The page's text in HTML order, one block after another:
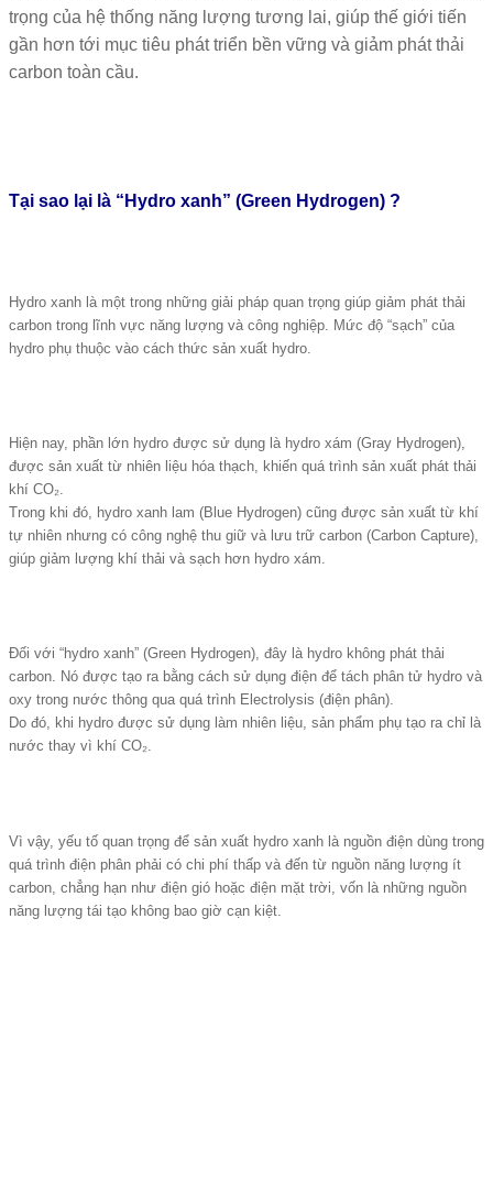
trọng của hệ thống năng lượng tương lai, giúp thế giới tiến
gần hơn tới mục tiêu phát triển bền vững và giảm phát thải
carbon toàn cầu.
Tại sao lại là “Hydro xanh” (Green Hydrogen) ?
Hydro xanh là một trong những giải pháp quan trọng giúp giảm phát thải
carbon trong lĩnh vực năng lượng và công nghiệp. Mức độ “sạch” của
hydro phụ thuộc vào cách thức sản xuất hydro.
Hiện nay, phần lớn hydro được sử dụng là hydro xám (Gray Hydrogen),
được sản xuất từ nhiên liệu hóa thạch, khiến quá trình sản xuất phát thải
khí CO₂.
Trong khi đó, hydro xanh lam (Blue Hydrogen) cũng được sản xuất từ khí
tự nhiên nhưng có công nghệ thu giữ và lưu trữ carbon (Carbon Capture),
giúp giảm lượng khí thải và sạch hơn hydro xám.
Đối với “hydro xanh” (Green Hydrogen), đây là hydro không phát thải
carbon. Nó được tạo ra bằng cách sử dụng điện để tách phân tử hydro và
oxy trong nước thông qua quá trình Electrolysis (điện phân).
Do đó, khi hydro được sử dụng làm nhiên liệu, sản phẩm phụ tạo ra chỉ là
nước thay vì khí CO₂.
Vì vậy, yếu tố quan trọng để sản xuất hydro xanh là nguồn điện dùng trong
quá trình điện phân phải có chi phí thấp và đến từ nguồn năng lượng ít
carbon, chẳng hạn như điện gió hoặc điện mặt trời, vốn là những nguồn
năng lượng tái tạo không bao giờ cạn kiệt.